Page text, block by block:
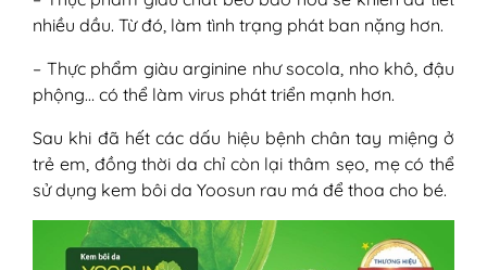
nhiều dầu. Từ đó, làm tình trạng phát ban nặng hơn.
– Thực phẩm giàu arginine như socola, nho khô, đậu
phộng… có thể làm virus phát triển mạnh hơn.
Sau khi đã hết các dấu hiệu bệnh chân tay miệng ở
trẻ em, đồng thời da chỉ còn lại thâm sẹo, mẹ có thể
sử dụng kem bôi da Yoosun rau má để thoa cho bé.